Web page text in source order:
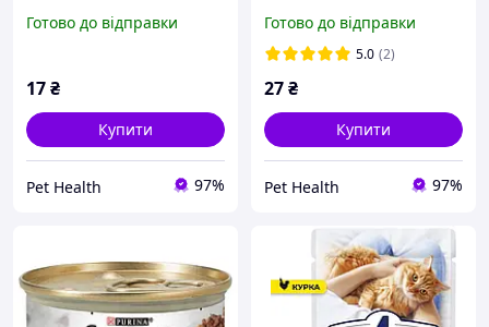
85 г
Готово до відправки
17₴
Купити
Pet Health 97%
соусі, пауч, 85 г
Готово до відправки
5.0 (2)
27₴
Купити
Pet Health 97%